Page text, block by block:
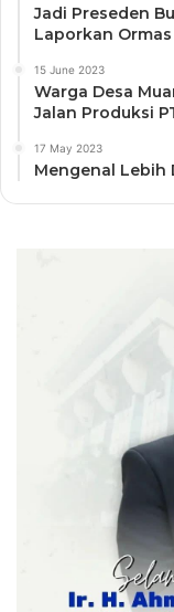
Jadi Preseden
Laporkan
15 June 2023
Warga Desa
Jalan Produksi
17 May 2023
Mengenal Lebih